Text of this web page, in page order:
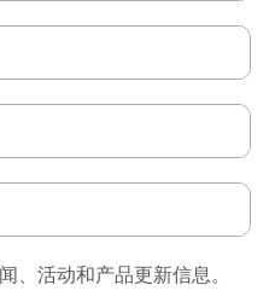
、活动和产品更新信息。